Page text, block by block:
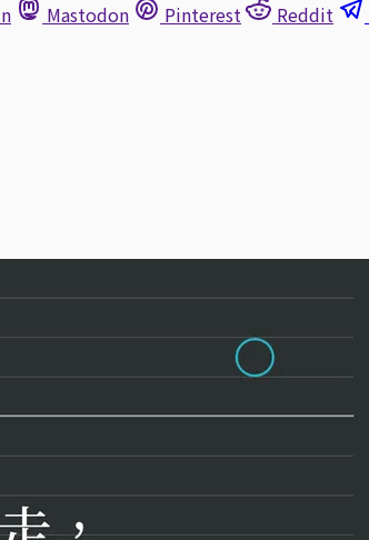
Mastodon Pinterest Reddit